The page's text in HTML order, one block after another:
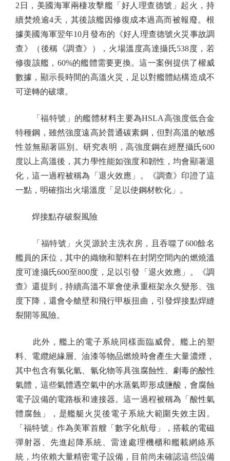
2日，美國海軍兩棲攻擊艦「好人理查德號」起火，持
續焚燒逾4天，其後該艦因修復成本過高而被報廢。根
據美國海軍翌年10月發布的《好人理查德號火災事故調
查》（後稱《調查》），火場溫度高達攝氏538度，若
修復該艦，60%的艦體需要更換。這一案例提供了權威
數據，顯示長時間的高溫火災，足以對艦體結構造成不
可逆轉的破壞。
「福特號」的艦體材料主要為HSLA高強度低合金
特種鋼，雖然強度遠高於普通碳素鋼，但對高溫的敏感
性並無顯著區別。研究表明，高強度鋼在經歷攝氏600
度以上高溫後，其力學性能如強度和韌性，均會顯著退
化，這一過程被稱為「退火效應」。《調查》印證了這
一點，明確指出火場溫度「足以使鋼材軟化」。
焊接點存破裂風險
「福特號」火災源於主洗衣房，且吞噬了600餘名
艦員的床位，其中的織物和塑料在封閉空間內的燃燒溫
度可達攝氏600至800度，足以引發「退火效應」。《調
查》還提到，持續高溫不單會使承重框架永久變形、強
度下降，還會令艙壁和飛行甲板扭曲，引發焊接點焊縫
裂開等風險。
此外，艦上的電子系統同樣面臨威脅。艦上的塑
料、電纜絕緣層、油漆等物品燃燒時會產生大量濃煙，
其中包含有氯化氫、氰化物等具強腐蝕性、劇毒的酸性
氣體，這些氣體遇空氣中的水蒸氣即形成鹽酸，會腐蝕
電子設備的電路板和連接器。這一過程被稱為「酸性氣
體腐蝕」，是艦艇火災後電子系統大範圍失效主因。
「福特號」作為美軍首艘「數字化航母」，搭載的電磁
彈射器、先進起降系統、雷達處理機櫃和艦載網絡系
統，均依賴大量精密電子設備，目前尚未確認這些設備